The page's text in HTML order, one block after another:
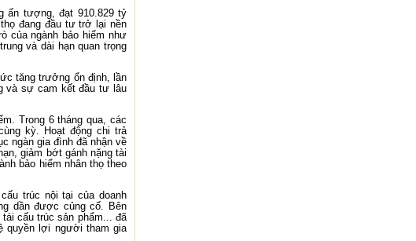
ấn tượng, đạt 910.829 tỷ
đang đầu tư trở lại nền
của ngành bảo hiểm như
và dài hạn quan trọng
tăng trưởng ổn định, lần
và sự cam kết đầu tư lâu
Trong 6 tháng qua, các
kỳ. Hoạt động chi trả
ngàn gia đình đã nhận về
giảm bớt gánh nặng tài
bảo hiểm nhân thọ theo
trúc nội tại của doanh
dần được củng cố. Bên
cấu trúc sản phẩm... đã
quyền lợi người tham gia